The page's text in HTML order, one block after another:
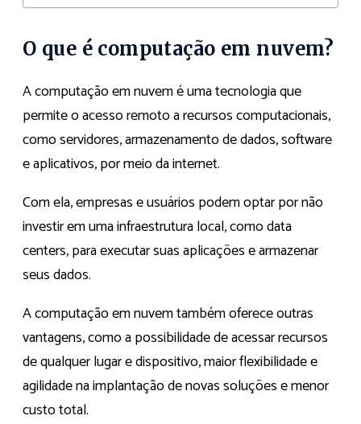
O que é computação em nuvem?
A computação em nuvem é uma tecnologia que
permite o acesso remoto a recursos computacionais,
como servidores, armazenamento de dados, software
e aplicativos, por meio da internet.
Com ela, empresas e usuários podem optar por não
investir em uma infraestrutura local, como data
centers, para executar suas aplicações e armazenar
seus dados.
A computação em nuvem também oferece outras
vantagens, como a possibilidade de acessar recursos
de qualquer lugar e dispositivo, maior flexibilidade e
agilidade na implantação de novas soluções e menor
custo total.